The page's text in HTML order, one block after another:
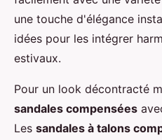
une touche d'élégance
idées pour les intégrer
estivaux.
Pour un look décontracté
sandales compensées
Les sandales à talons